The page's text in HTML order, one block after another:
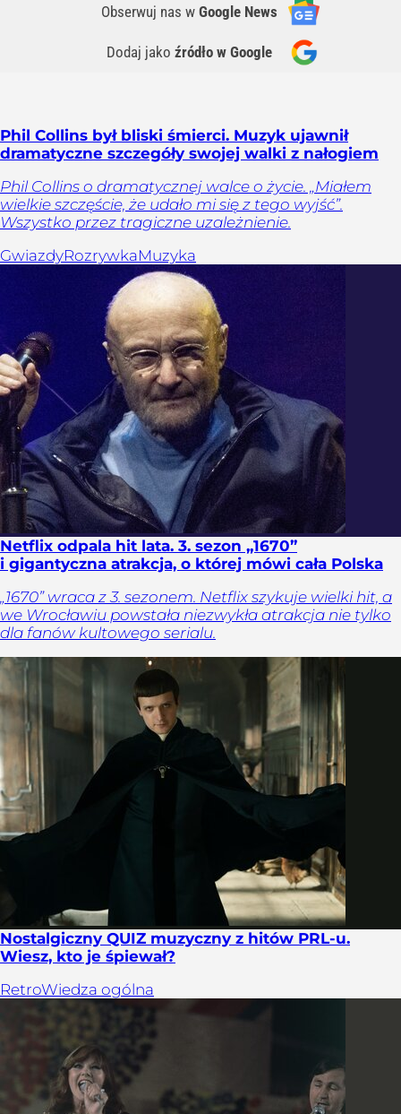
Obserwuj nas w Google News
Dodaj jako źródło w Google
Phil Collins był bliski śmierci. Muzyk ujawnił
dramatyczne szczegóły swojej walki z nałogiem
Phil Collins o dramatycznej walce o życie. „Miałem
wielkie szczęście, że udało mi się z tego wyjść”.
Wszystko przez tragiczne uzależnienie.
GwiazdyRozrywkaMuzyka
Netflix odpala hit lata. 3. sezon „1670”
i gigantyczna atrakcja, o której mówi cała Polska
„1670” wraca z 3. sezonem. Netflix szykuje wielki hit, a
we Wrocławiu powstała niezwykła atrakcja nie tylko
dla fanów kultowego serialu.
Nostalgiczny QUIZ muzyczny z hitów PRL-u.
Wiesz, kto je śpiewał?
RetroWiedza ogólna